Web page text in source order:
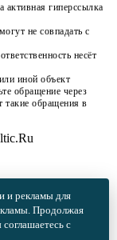
активная гиперссылка
не совпадать с
несёт
иной объект
обращение через
такие обращения в
и рекламы для
Продолжая
с